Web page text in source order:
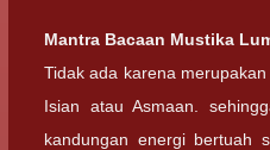
Mantra Bacaan Mustika
Tidak ada karena
Isian atau Asmaan.
kandungan energi bertuah